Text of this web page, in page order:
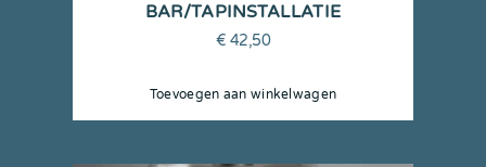
BAR/TAPINSTALLATIE
€ 42,50
Toevoegen aan winkelwagen